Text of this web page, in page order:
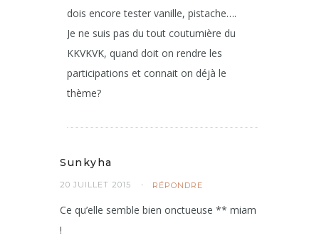
dois encore tester vanille, pistache….
Je ne suis pas du tout coutumière du
KKVKVK, quand doit on rendre les
participations et connait on déjà le
thème?
Sunkyha
20 JUILLET 2015 RÉPONDRE
Ce qu’elle semble bien onctueuse ** miam
!